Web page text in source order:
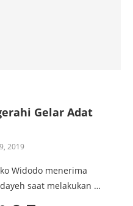
Gelar Adat
2019
Widodo menerima
saat melakukan …